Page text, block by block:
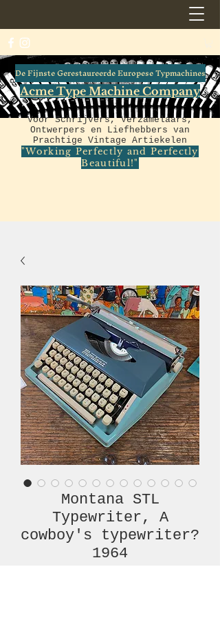
De Fijnste Gerestaureerde Europese Typmachines
Acme Type Machine Company
Voor Schrijvers, Verzamelaars,
Ontwerpers en Liefhebbers van
Prachtige Vintage Artiekelen
"Working Perfectly and Perfectly
Beautiful!"
Montana STL
Typewriter, A
cowboy's typewriter?
1964